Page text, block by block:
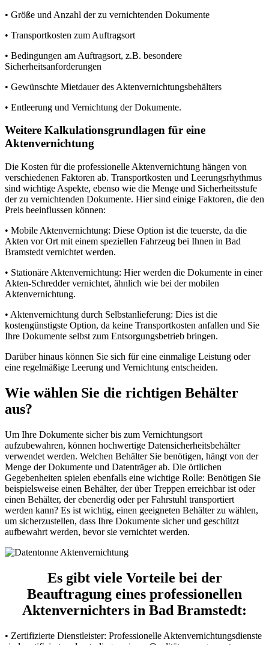
• Größe und Anzahl der zu vernichtenden Dokumente
• Transportkosten zum Auftragsort
• Bedingungen am Auftragsort, z.B. besondere
Sicherheitsanforderungen
• Gewünschte Mietdauer des Aktenvernichtungsbehälters
• Entleerung und Vernichtung der Dokumente.
Weitere Kalkulationsgrundlagen für eine
Aktenvernichtung
Die Kosten für die professionelle Aktenvernichtung hängen von
verschiedenen Faktoren ab. Transportkosten und Leerungsrhythmus
sind wichtige Aspekte, ebenso wie die Menge und Sicherheitsstufe
der zu vernichtenden Dokumente. Hier sind einige Faktoren, die den
Preis beeinflussen können:
• Mobile Aktenvernichtung: Diese Option ist die teuerste, da die
Akten vor Ort mit einem speziellen Fahrzeug bei Ihnen in Bad
Bramstedt vernichtet werden.
• Stationäre Aktenvernichtung: Hier werden die Dokumente in einer
Akten-Schredder vernichtet, ähnlich wie bei der mobilen
Aktenvernichtung.
• Aktenvernichtung durch Selbstanlieferung: Dies ist die
kostengünstigste Option, da keine Transportkosten anfallen und Sie
Ihre Dokumente selbst zum Entsorgungsbetrieb bringen.
Darüber hinaus können Sie sich für eine einmalige Leistung oder
eine regelmäßige Leerung und Vernichtung entscheiden.
Wie wählen Sie die richtigen Behälter
aus?
Um Ihre Dokumente sicher bis zum Vernichtungsort
aufzubewahren, können hochwertige Datensicherheitsbehälter
verwendet werden. Welchen Behälter Sie benötigen, hängt von der
Menge der Dokumente und Datenträger ab. Die örtlichen
Gegebenheiten spielen ebenfalls eine wichtige Rolle: Benötigen Sie
beispielsweise einen Behälter, der über Treppen erreichbar ist oder
einen Behälter, der ebenerdig oder per Fahrstuhl transportiert
werden kann? Es ist wichtig, einen geeigneten Behälter zu wählen,
um sicherzustellen, dass Ihre Dokumente sicher und geschützt
aufbewahrt werden, bevor sie vernichtet werden.
Es gibt viele Vorteile bei der
Beauftragung eines professionellen
Aktenvernichters in Bad Bramstedt:
• Zertifizierte Dienstleister: Professionelle Aktenvernichtungsdienste